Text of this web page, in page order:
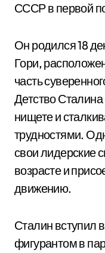
СССР в первой
Он родился 18
Гори,
часть
Детство
нищете и
трудностями.
свои лидерские
возрасте и
движению.
Сталин вступил
фигурантом в